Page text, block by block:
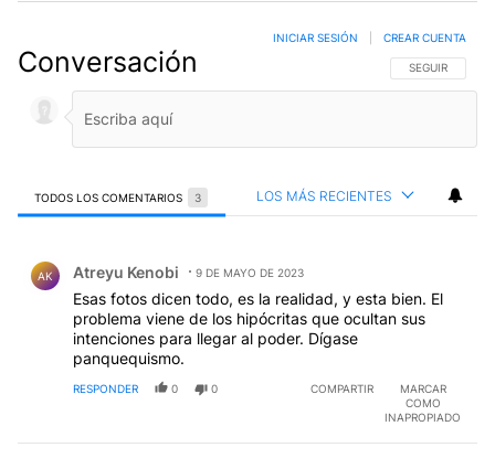
Conversación SIGA ESTA
SEGUIR
INICIAR SESIÓN CREAR CUENTA
TODOS LOS COMENTARIOS 3 LOS MÁS RECIENTES
AK Atreyu Kenobi 9 DE MAYO DE 2023
Esas fotos dicen todo, es la realidad, y esta bien. El
problema viene de los hipócritas que ocultan sus
intenciones para llegar al poder. Dígase
panquequismo.
RESPONDER 0 0 COMPARTIR
MARCAR
COMO
INAPROPIADO